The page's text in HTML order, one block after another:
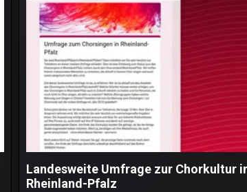
Landesweite Umfrage zur Chorkultur
Rheinland-Pfalz